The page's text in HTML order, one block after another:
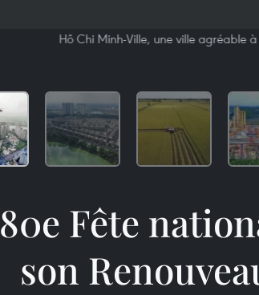
Hô Chi Minh-Ville, une ville agréable
80e Fête
son